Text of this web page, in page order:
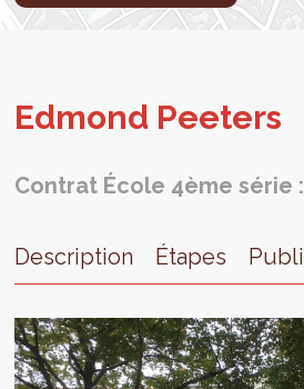
Edmond Pee­ters
Contrat École 4ème série
Description Étapes